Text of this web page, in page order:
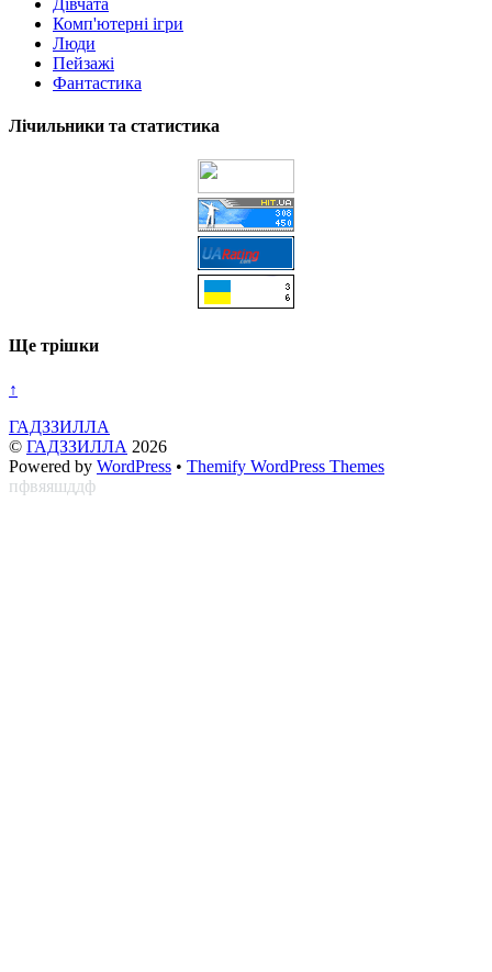
Комп'ютерні ігри
Люди
Пейзажі
Фантастика
Лічильники та статистика
Ще трішки
↑
ГАДЗЗИЛЛА
© ГАДЗЗИЛЛА 2026
Powered by WordPress • Themify WordPress Themes
пфвяяшддф